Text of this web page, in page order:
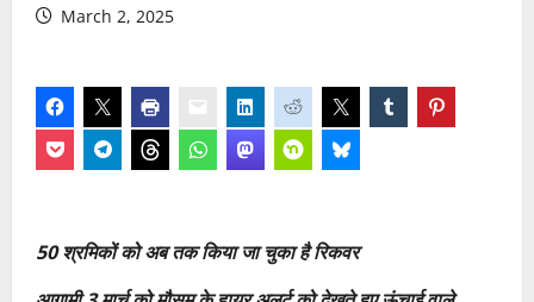
March 2, 2025
50 श्रमिकों को अब तक किया जा चुका है रिकवर